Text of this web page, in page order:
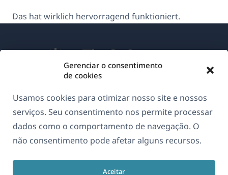
Gerenciar o consentimento
de cookies
Usamos cookies para otimizar nosso site e nossos
serviços. Seu consentimento nos permite processar
dados como o comportamento de navegação. O
não consentimento pode afetar alguns recursos.
Aceitar
Das hat wirklich hervorragend funktioniert.
GDPR & Política de Privacidade
Junte-se à nossa equipe(abre
em
(abre
em
(abre
em
(abre
em